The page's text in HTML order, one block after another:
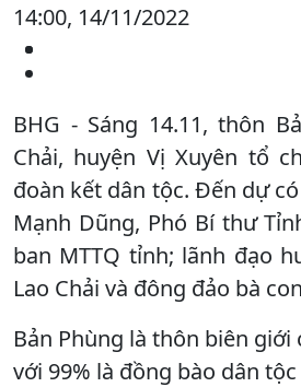
14:00, 14/11/2022
BHG - Sáng 14.11, thôn
Chải, huyện Vị Xuyên tổ
đoàn kết dân tộc. Đến dự
Mạnh Dũng, Phó Bí thư
ban MTTQ tỉnh; lãnh đạo
Lao Chải và đông đảo bà
Bản Phùng là thôn biên giới
với 99% là đồng bào dân